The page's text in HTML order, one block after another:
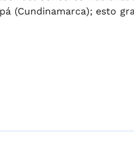
(Cundinamarca); esto